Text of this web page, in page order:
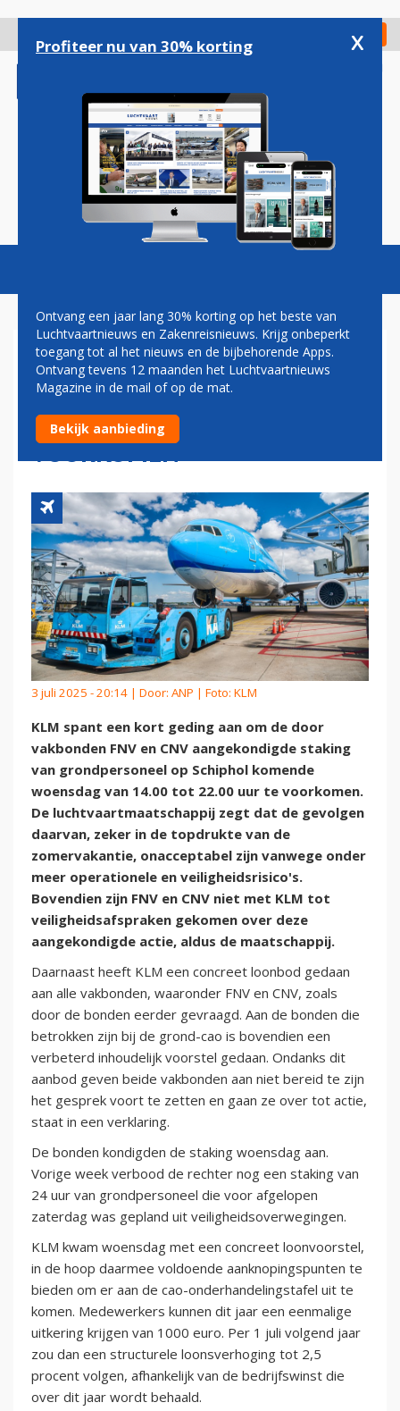
gaan
Check in
Magazine Podcasts Vacatures
KLM SPANT KORT GEDING
AAN OM STAKING
GRONDPERSONEEL TE
VOORKOMEN
3 juli 2025 - 20:14 | Door: ANP | Foto: KLM
KLM spant een kort geding aan om de door
vakbonden FNV en CNV aangekondigde staking
van grondpersoneel op Schiphol komende
woensdag van 14.00 tot 22.00 uur te voorkomen.
De luchtvaartmaatschappij zegt dat de gevolgen
daarvan, zeker in de topdrukte van de
zomervakantie, onacceptabel zijn vanwege onder
meer operationele en veiligheidsrisico's.
Bovendien zijn FNV en CNV niet met KLM tot
veiligheidsafspraken gekomen over deze
aangekondigde actie, aldus de maatschappij.
Daarnaast heeft KLM een concreet loonbod gedaan
aan alle vakbonden, waaronder FNV en CNV, zoals
door de bonden eerder gevraagd. Aan de bonden die
betrokken zijn bij de grond-cao is bovendien een
verbeterd inhoudelijk voorstel gedaan. Ondanks dit
aanbod geven beide vakbonden aan niet bereid te zijn
het gesprek voort te zetten en gaan ze over tot actie,
staat in een verklaring.
De bonden kondigden de staking woensdag aan.
Vorige week verbood de rechter nog een staking van
24 uur van grondpersoneel die voor afgelopen
zaterdag was gepland uit veiligheidsoverwegingen.
KLM kwam woensdag met een concreet loonvoorstel,
in de hoop daarmee voldoende aanknopingspunten te
bieden om er aan de cao-onderhandelingstafel uit te
komen. Medewerkers kunnen dit jaar een eenmalige
uitkering krijgen van 1000 euro. Per 1 juli volgend jaar
zou dan een structurele loonsverhoging tot 2,5
procent volgen, afhankelijk van de bedrijfswinst die
over dit jaar wordt behaald.
Profiteer nu van 30% korting x
Ontvang een jaar lang 30% korting op het beste van
Luchtvaartnieuws en Zakenreisnieuws. Krijg onbeperkt
toegang tot al het nieuws en de bijbehorende Apps.
Ontvang tevens 12 maanden het Luchtvaartnieuws
Magazine in de mail of op de mat.
Bekijk aanbieding